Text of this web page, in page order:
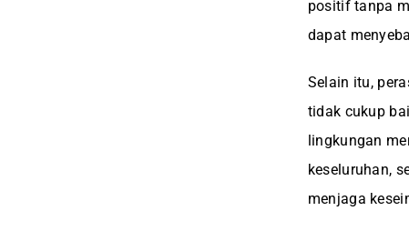
positif tanpa
dapat
Selain itu,
tidak cukup
lingkungan
keseluruhan,
menjaga